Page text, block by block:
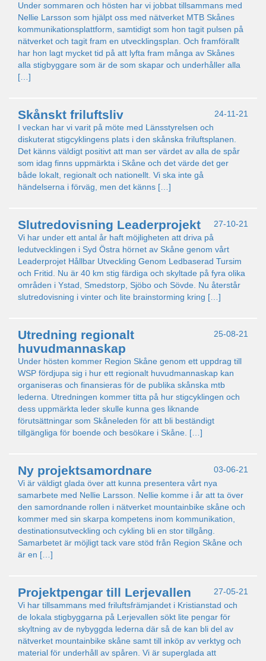
Under sommaren och hösten har vi jobbat tillsammans med
Nellie Larsson som hjälpt oss med nätverket MTB Skånes
kommunikationsplattform, samtidigt som hon tagit pulsen på
nätverket och tagit fram en utvecklingsplan. Och framförallt
har hon lagt mycket tid på att lyfta fram många av Skånes
alla stigbyggare som är de som skapar och underhåller alla
[…]
24-11-21
Skånskt friluftsliv
I veckan har vi varit på möte med Länsstyrelsen och
diskuterat stigcyklingens plats i den skånska friluftsplanen.
Det känns väldigt positivt att man ser värdet av alla de spår
som idag finns uppmärkta i Skåne och det värde det ger
både lokalt, regionalt och nationellt. Vi ska inte gå
händelserna i förväg, men det känns […]
27-10-21
Slutredovisning Leaderprojekt
Vi har under ett antal år haft möjligheten att driva på
ledutvecklingen i Syd Östra hörnet av Skåne genom vårt
Leaderprojet Hållbar Utveckling Genom Ledbaserad Tursim
och Fritid. Nu är 40 km stig färdiga och skyltade på fyra olika
områden i Ystad, Smedstorp, Sjöbo och Sövde. Nu återstår
slutredovisning i vinter och lite brainstorming kring […]
25-08-21
Utredning regionalt
huvudmannaskap
Under hösten kommer Region Skåne genom ett uppdrag till
WSP fördjupa sig i hur ett regionalt huvudmannaskap kan
organiseras och finansieras för de publika skånska mtb
lederna. Utredningen kommer titta på hur stigcyklingen och
dess uppmärkta leder skulle kunna ges liknande
förutsättningar som Skåneleden för att bli beständigt
tillgängliga för boende och besökare i Skåne. […]
03-06-21
Ny projektsamordnare
Vi är väldigt glada över att kunna presentera vårt nya
samarbete med Nellie Larsson. Nellie komme i år att ta över
den samordnande rollen i nätverket mountainbike skåne och
kommer med sin skarpa kompetens inom kommunikation,
destinationsutveckling och cykling bli en stor tillgång.
Samarbetet är möjligt tack vare stöd från Region Skåne och
är en […]
27-05-21
Projektpengar till Lerjevallen
Vi har tillsammans med friluftsfrämjandet i Kristianstad och
de lokala stigbyggarna på Lerjevallen sökt lite pengar för
skyltning av de nybyggda lederna där så de kan bli del av
nätverket mountainbike skåne samt till inköp av verktyg och
material för underhåll av spåren. Vi är superglada att